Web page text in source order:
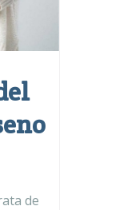
de